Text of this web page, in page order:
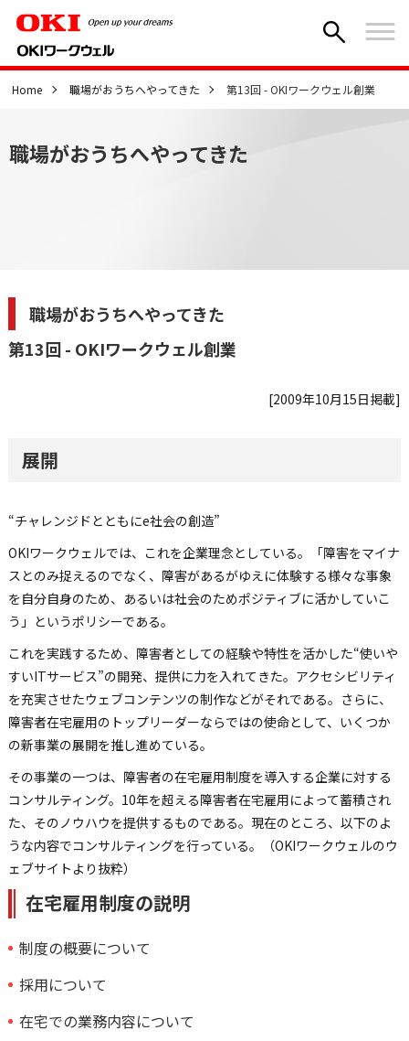
Home 職場がおうちへやってきた 第13回 - OKIワークウェル創業
職場がおうちへやってきた
職場がおうちへやってきた
第13回 - OKIワークウェル創業
[2009年10月15日掲載]
展開
“チャレンジドとともにe社会の創造”
OKIワークウェルでは、これを企業理念としている。「障害をマイナ
スとのみ捉えるのでなく、障害があるがゆえに体験する様々な事象
を自分自身のため、あるいは社会のためポジティブに活かしていこ
う」というポリシーである。
これを実践するため、障害者としての経験や特性を活かした“使いや
すいITサービス”の開発、提供に力を入れてきた。アクセシビリティ
を充実させたウェブコンテンツの制作などがそれである。さらに、
障害者在宅雇用のトップリーダーならではの使命として、いくつか
の新事業の展開を推し進めている。
その事業の一つは、障害者の在宅雇用制度を導入する企業に対する
コンサルティング。10年を超える障害者在宅雇用によって蓄積され
た、そのノウハウを提供するものである。現在のところ、以下のよ
うな内容でコンサルティングを行っている。（OKIワークウェルのウ
ェブサイトより抜粋）
在宅雇用制度の説明
制度の概要について
採用について
在宅での業務内容について